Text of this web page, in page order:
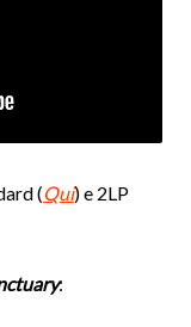
(Qui) e 2LP
: